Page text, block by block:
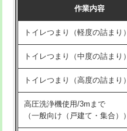
作業内容
トイレつまり（軽度の詰まり）
トイレつまり（中度の詰まり）
トイレつまり（高度の詰まり）
高圧洗浄機使用/3mまで
（一般向け（戸建て・集合））